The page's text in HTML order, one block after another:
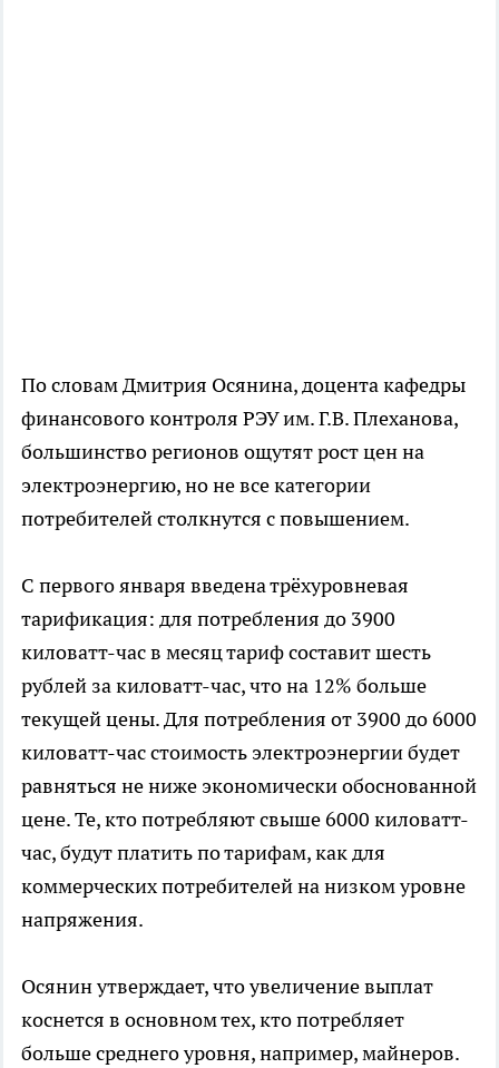
По словам Дмитрия Осянина, доцента кафедры
финансового контроля РЭУ им. Г.В. Плеханова,
большинство регионов ощутят рост цен на
электроэнергию, но не все категории
потребителей столкнутся с повышением.
С первого января введена трёхуровневая
тарификация: для потребления до 3900
киловатт-час в месяц тариф составит шесть
рублей за киловатт-час, что на 12% больше
текущей цены. Для потребления от 3900 до 6000
киловатт-час стоимость электроэнергии будет
равняться не ниже экономически обоснованной
цене. Те, кто потребляют свыше 6000 киловатт-
час, будут платить по тарифам, как для
коммерческих потребителей на низком уровне
напряжения.
Осянин утверждает, что увеличение выплат
коснется в основном тех, кто потребляет
больше среднего уровня, например, майнеров.